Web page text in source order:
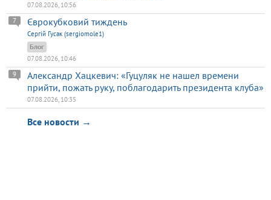
07.08.2026, 10:56
Єврокубковий тиждень
7
Сергій Гусак (sergiomole1)
Блог
07.08.2026, 10:46
Александр Хацкевич: «Гуцуляк не нашел времени
прийти, пожать руку, поблагодарить президента клуба»
9
07.08.2026, 10:35
Все новости →